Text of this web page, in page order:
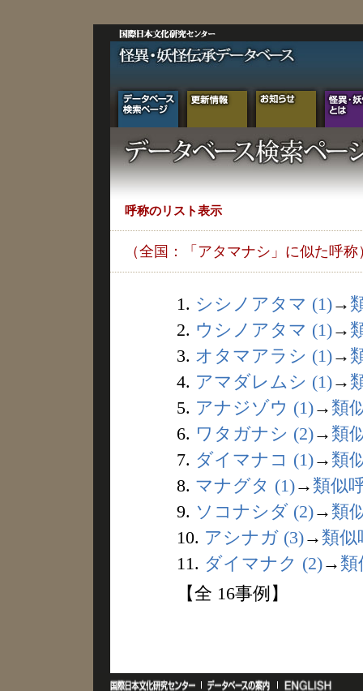
呼称のリスト表示
（全国：「アタマナシ」に似た呼称
1. シシノアタマ (1)→
2. ウシノアタマ (1)→
3. オタマアラシ (1)→
4. アマダレムシ (1)→
5. アナジゾウ (1)→ 類
6. ワタガナシ (2)→ 類
7. ダイマナコ (1)→ 類
8. マナグタ (1)→ 類似
9. ソコナシダ (2)→ 類
10. アシナガ (3)→ 類似
11. ダイマナク (2)→ 類
【全 16事例】